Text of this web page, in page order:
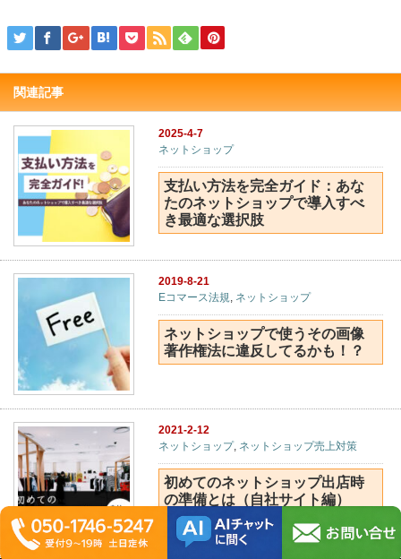
関連記事
2025-4-7
ネットショップ
支払い方法を完全ガイド：あな
たのネットショップで導入すべ
き最適な選択肢
2019-8-21
Eコマース法規, ネットショップ
ネットショップで使うその画像
著作権法に違反してるかも！？
2021-2-12
ネットショップ, ネットショップ売上対策
初めてのネットショップ出店時
の準備とは（自社サイト編）